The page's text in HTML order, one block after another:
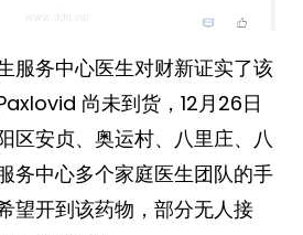
服务中心医生对财新证实了该
尚未到货，12月26日
区安贞、奥运村、八里庄、八
务中心多个家庭医生团队的手
望开到该药物，部分无人接